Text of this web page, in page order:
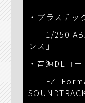
・プラスチッ
「1/250
ンス」
・音源DLコー
「FZ:
SOUNDTRACK